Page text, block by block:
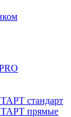
стандарт
прямые